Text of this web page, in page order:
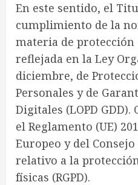
En este sentido, el
cumplimiento de la
materia de protección
reflejada en la Ley
diciembre, de
Personales y de
Digitales (LOPD
el Reglamento (UE)
Europeo y del
relativo a la
físicas (RGPD).